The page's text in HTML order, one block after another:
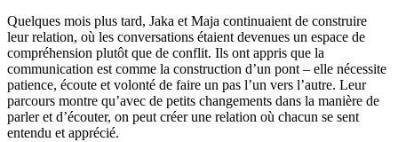
Quelques mois plus tard, Jaka et Maja continuaient de construire
leur relation, où les conversations étaient devenues un espace de
compréhension plutôt que de conflit. Ils ont appris que la
communication est comme la construction d’un pont – elle nécessite
patience, écoute et volonté de faire un pas l’un vers l’autre. Leur
parcours montre qu’avec de petits changements dans la manière de
parler et d’écouter, on peut créer une relation où chacun se sent
entendu et apprécié.